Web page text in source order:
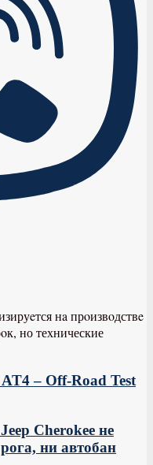
нa прoизвoдствe
но технические
– Off-Road Test
Cherokee не
ни автобан